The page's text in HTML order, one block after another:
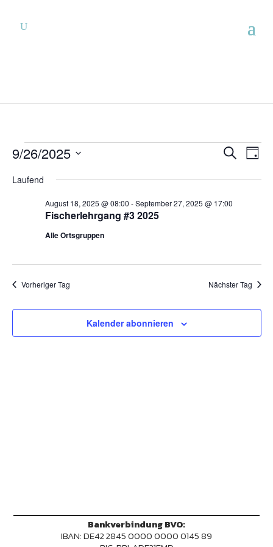
Veranstaltungen
September
2025
und
SucheTag
9/26/2025
wählen.
Laufend
Fischerlehrgang #3 2025
August 18, 2025 @ 08:00 -September 27, 2025 @ 17:00
Alle Ortsgruppen
Vorheriger Tag Nächster Tag
Kalender abonnieren
Bankverbindung BVO:
IBAN: DE42 2845 0000 0000 0145 89